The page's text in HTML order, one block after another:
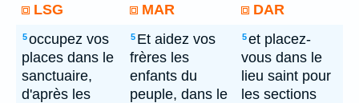
LSG MAR DAR
5occupez vos
places dans le
sanctuaire,
d'après les
5 Et aidez vos
frères les
enfants du
peuple, dans le
5et placez-
vous dans le
lieu saint pour
les sections